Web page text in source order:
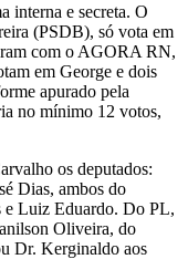
interna e secreta. O
(PSDB), só vota em
com o AGORA RN,
em George e dois
apurado pela
no mínimo 12 votos,
os deputados:
Dias, ambos do
e Luiz Eduardo. Do PL,
Oliveira, do
Dr. Kerginaldo aos